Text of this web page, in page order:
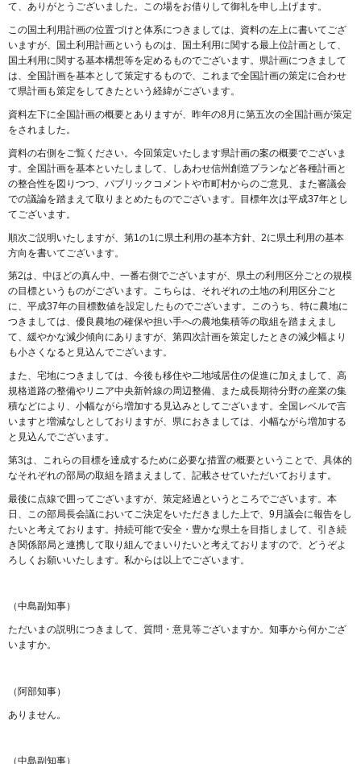
て、ありがとうございました。この場をお借りして御礼を申し上げます。
この国土利用計画の位置づけと体系につきましては、資料の左上に書いてござ
いますが、国土利用計画というものは、国土利用に関する最上位計画として、
国土利用に関する基本構想等を定めるものでございます。県計画につきまして
は、全国計画を基本として策定するもので、これまで全国計画の策定に合わせ
て県計画も策定をしてきたという経緯がございます。
資料左下に全国計画の概要とありますが、昨年の8月に第五次の全国計画が策定
をされました。
資料の右側をご覧ください。今回策定いたします県計画の案の概要でございま
す。全国計画を基本といたしまして、しあわせ信州創造プランなど各種計画と
の整合性を図りつつ、パブリックコメントや市町村からのご意見、また審議会
での議論を踏まえて取りまとめたものでございます。目標年次は平成37年とし
てございます。
順次ご説明いたしますが、第1の1に県土利用の基本方針、2に県土利用の基本
方向を書いてございます。
第2は、中ほどの真ん中、一番右側でございますが、県土の利用区分ごとの規模
の目標というものがございます。こちらは、それぞれの土地の利用区分ごと
に、平成37年の目標数値を設定したものでございます。このうち、特に農地に
つきましては、優良農地の確保や担い手への農地集積等の取組を踏まえまし
て、緩やかな減少傾向にありますが、第四次計画を策定したときの減少幅より
も小さくなると見込んでございます。
また、宅地につきましては、今後も移住や二地域居住の促進に加えまして、高
規格道路の整備やリニア中央新幹線の周辺整備、また成長期待分野の産業の集
積などにより、小幅ながら増加する見込みとしてございます。全国レベルで言
いますと増減なしとしておりますが、県におきましては、小幅ながら増加する
と見込んでございます。
第3は、これらの目標を達成するために必要な措置の概要ということで、具体的
なそれぞれの部局の取組を踏まえまして、記載させていただいております。
最後に点線で囲ってございますが、策定経過というところでございます。本
日、この部局長会議においてご決定をいただきました上で、9月議会に報告をし
たいと考えております。持続可能で安全・豊かな県土を目指しまして、引き続
き関係部局と連携して取り組んでまいりたいと考えておりますので、どうぞよ
ろしくお願いいたします。私からは以上でございます。
（中島副知事）
ただいまの説明につきまして、質問・意見等ございますか。知事から何かござ
いますか。
（阿部知事）
ありません。
（中島副知事）